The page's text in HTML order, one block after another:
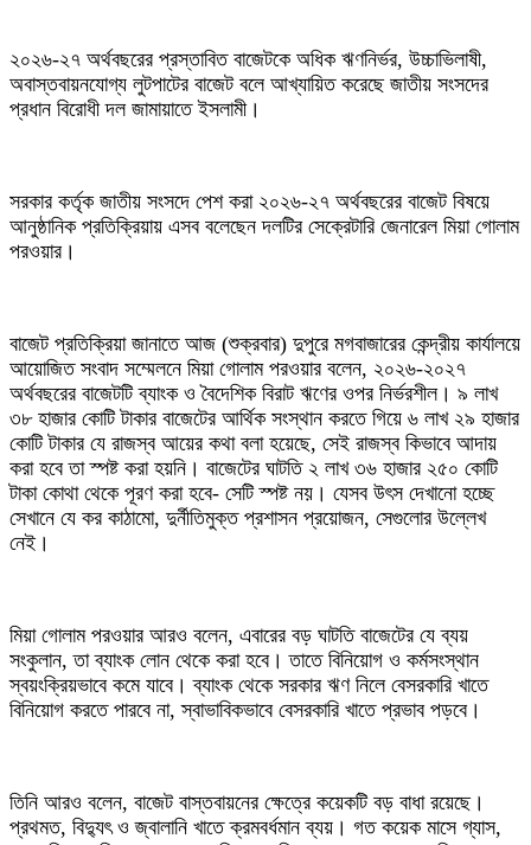
২০২৬-২৭ অর্থবছরের প্রস্তাবিত বাজেটকে অধিক ঋণনির্ভর, উচ্চাভিলাষী,
অবাস্তবায়নযোগ্য লুটপাটের বাজেট বলে আখ্যায়িত করেছে জাতীয় সংসদের
প্রধান বিরোধী দল জামায়াতে ইসলামী।
সরকার কর্তৃক জাতীয় সংসদে পেশ করা ২০২৬-২৭ অর্থবছরের বাজেট বিষয়ে
আনুষ্ঠানিক প্রতিক্রিয়ায় এসব বলেছেন দলটির সেক্রেটারি জেনারেল মিয়া গোলাম
পরওয়ার।
বাজেট প্রতিক্রিয়া জানাতে আজ (শুক্রবার) দুপুরে মগবাজারের কেন্দ্রীয় কার্যালয়ে
আয়োজিত সংবাদ সম্মেলনে মিয়া গোলাম পরওয়ার বলেন, ২০২৬-২০২৭
অর্থবছরের বাজেটটি ব্যাংক ও বৈদেশিক বিরাট ঋণের ওপর নির্ভরশীল। ৯ লাখ
৩৮ হাজার কোটি টাকার বাজেটের আর্থিক সংস্থান করতে গিয়ে ৬ লাখ ২৯ হাজার
কোটি টাকার যে রাজস্ব আয়ের কথা বলা হয়েছে, সেই রাজস্ব কিভাবে আদায়
করা হবে তা স্পষ্ট করা হয়নি। বাজেটের ঘাটতি ২ লাখ ৩৬ হাজার ২৫০ কোটি
টাকা কোথা থেকে পূরণ করা হবে- সেটি স্পষ্ট নয়। যেসব উৎস দেখানো হচ্ছে
সেখানে যে কর কাঠামো, দুর্নীতিমুক্ত প্রশাসন প্রয়োজন, সেগুলোর উল্লেখ
নেই।
মিয়া গোলাম পরওয়ার আরও বলেন, এবারের বড় ঘাটতি বাজেটের যে ব্যয়
সংকুলান, তা ব্যাংক লোন থেকে করা হবে। তাতে বিনিয়োগ ও কর্মসংস্থান
স্বয়ংক্রিয়ভাবে কমে যাবে। ব্যাংক থেকে সরকার ঋণ নিলে বেসরকারি খাতে
বিনিয়োগ করতে পারবে না, স্বাভাবিকভাবে বেসরকারি খাতে প্রভাব পড়বে।
তিনি আরও বলেন, বাজেট বাস্তবায়নের ক্ষেত্রে কয়েকটি বড় বাধা রয়েছে।
প্রথমত, বিদ্যুৎ ও জ্বালানি খাতে ক্রমবর্ধমান ব্যয়। গত কয়েক মাসে গ্যাস,